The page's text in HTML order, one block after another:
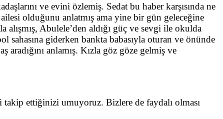
ve evini özlemiş. Sedat bu haber karşısında ne
ailesi olduğunu anlatmış ama yine bir gün geleceğine
alışmış, Abulele’den aldığı güç ve sevgi ile okulda
sahasına giderken bankta babasıyla oturan ve önünde
anlamış. Kızla göz göze gelmiş ve
ettiğinizi umuyoruz. Bizlere de faydalı olması